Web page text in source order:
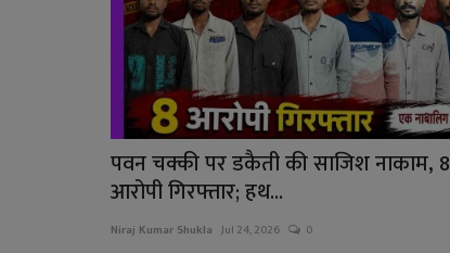
पवन चक्की पर डकैती की साजिश नाकाम, 8
आरोपी गिरफ्तार; हथ...
Niraj Kumar Shukla Jul 24, 2026 0